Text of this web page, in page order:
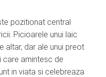
pozitionat central
Picioarele unui laic
altar, dar ale unui preot
care amintesc de
in viata si celebreaza